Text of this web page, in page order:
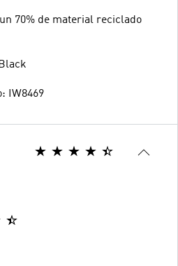
70% de material reciclado
IW8469